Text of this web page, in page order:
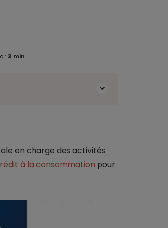
: 3 min
en charge des activités
à la consommation pour